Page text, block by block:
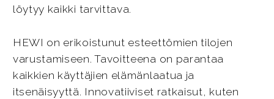
löytyy kaikki tarvittava.
HEWI on erikoistunut esteettömien tilojen
varustamiseen. Tavoitteena on parantaa
kaikkien käyttäjien elämänlaatua ja
itsenäisyyttä. Innovatiiviset ratkaisut, kuten